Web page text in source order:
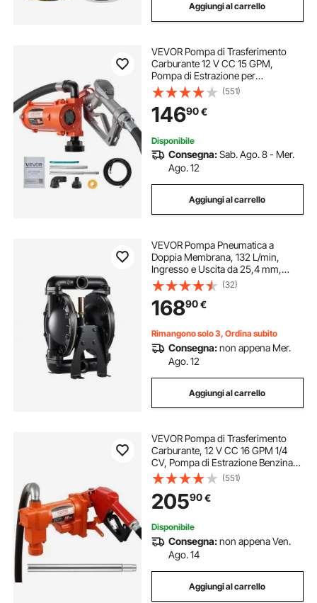
Aggiungi al carrello
VEVOR Pompa di Trasferimento
Carburante 12 V CC 15 GPM,
Pompa di Estrazione per
Trasferimento Diesel in Ghisa,
Ugello Manuale, Tubo di Scarico,
per Benzina, Diesel, Cherosene
(551)
14690€
Disponibile
Consegna:Sab. Ago. 8 - Mer.
Ago. 12
Aggiungi al carrello
VEVOR Pompa Pneumatica a
Doppia Membrana, 132 L/min,
Ingresso e Uscita da 25,4 mm,
Pompa di Trasferimento
Pneumatica, Corpo in Lega di
Alluminio, Azionata ad Aria per
Diesel, Grasso
(32)
16890€
Rimangono solo 3, Ordina subito
Consegna:non appena Mer.
Ago. 12
Aggiungi al carrello
VEVOR Pompa di Trasferimento
Carburante, 12 V CC 16 GPM 1/4
CV, Pompa di Estrazione Benzina
con Ugello Automatico, Tubo di
Scarico Aspirazione per Benzina,
Cherosene
(551)
20590€
Disponibile
Consegna:non appena Ven.
Ago. 14
Aggiungi al carrello